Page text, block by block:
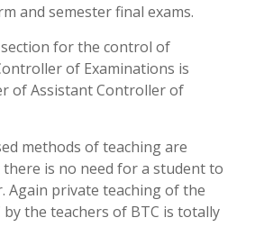
and semester final exams.
for the control of
of Examinations is
of Assistant Controller of
methods of teaching are
is no need for a student to
Again private teaching of the
the teachers of BTC is totally